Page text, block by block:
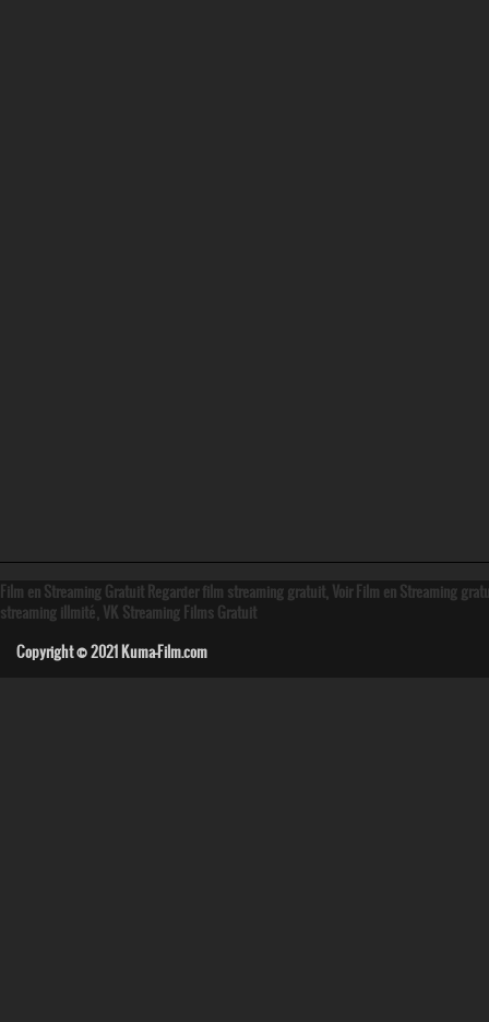
Film en Streaming Gratuit Regarder film streaming gratuit, Voir Film en Streaming
streaming illmité, VK Streaming Films Gratuit
Copyright © 2021Kuma-Film.com